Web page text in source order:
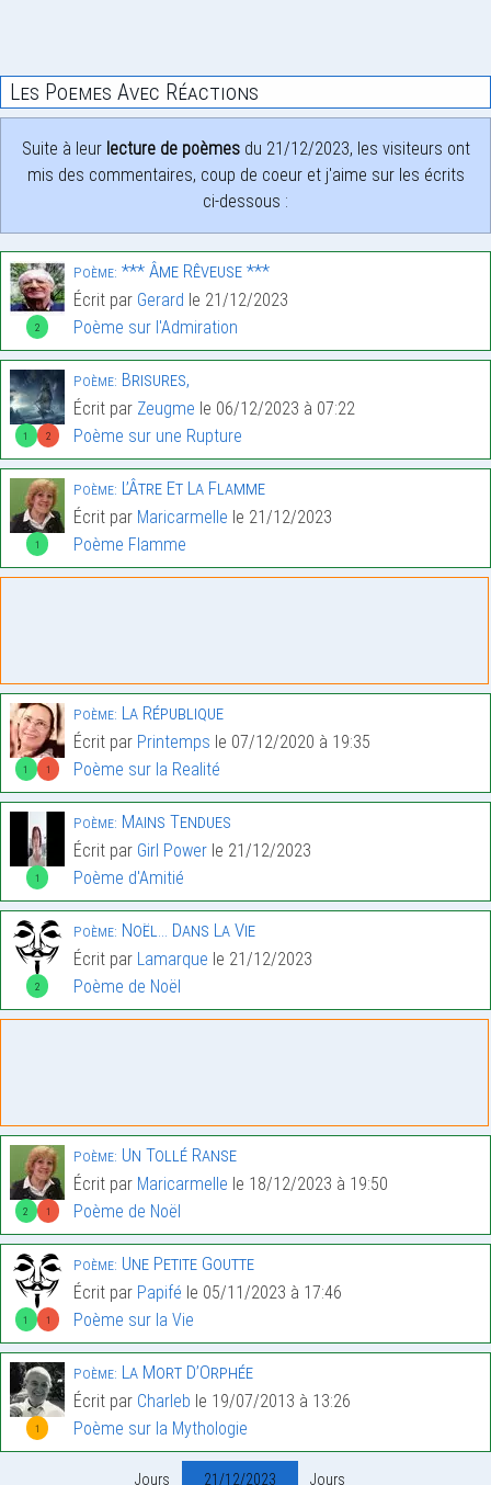
Les Poemes Avec Réactions
Suite à leur lecture de poèmesdu 21/12/2023, les visiteurs ont
mis des commentaires, coup de coeur et j'aime sur les écrits
ci-dessous :
2
Poème: *** Âme Rêveuse ***
Écrit par Gerard le 21/12/2023
Poème sur l'Admiration
1 2
Poème: Brisures,
Écrit par Zeugme le 06/12/2023 à 07:22
Poème sur une Rupture
1
Poème: L’Âtre Et La Flamme
Écrit par Maricarmelle le 21/12/2023
Poème Flamme
1 1
Poème: La République
Écrit par Printemps le 07/12/2020 à 19:35
Poème sur la Realité
1
Poème: Mains Tendues
Écrit par Girl Power le 21/12/2023
Poème d'Amitié
2
Poème: Noël… Dans La Vie
Écrit par Lamarque le 21/12/2023
Poème de Noël
2 1
Poème: Un Tollé Ranse
Écrit par Maricarmelle le 18/12/2023 à 19:50
Poème de Noël
1 1
Poème: Une Petite Goutte
Écrit par Papifé le 05/11/2023 à 17:46
Poème sur la Vie
1
Poème: La Mort D’Orphée
Écrit par Charleb le 19/07/2013 à 13:26
Poème sur la Mythologie
Jours 21/12/2023 Jours